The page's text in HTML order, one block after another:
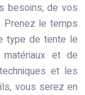
besoins, de vos
Prenez le temps
type de tente le
et de
et les
vous serez en